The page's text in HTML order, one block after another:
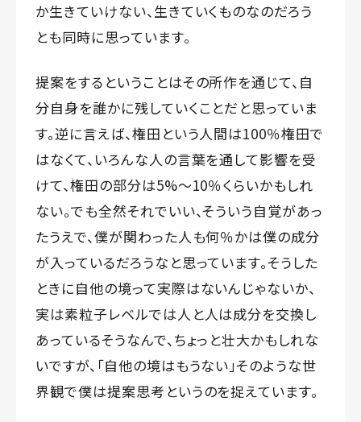
か生きていけない、生きていくものなのだろう
とも同時に思っています。
提案をするということはその所作を通じて、自
分自身を誰かに残していくことだと思っていま
す。逆に言えば、権田という人間は100％権田で
はなくて、いろんな人の言葉を通して影響を受
けて、権田の部分は5%～10％くらいかもしれ
ない。でも全然それでいい、そういう自覚があっ
たうえで、僕が関わった人も何％かは僕の成分
が入っているだろうなと思っています。そうした
ときに自他の境って実際はないんじゃないか、
実は素粒子レベルでは人と人は成分を交換し
あっているそうなんで、ちょっと壮大かもしれな
いですが、「自他の境はもうない」そのような世
界観で僕は提案思考というのを捉えています。